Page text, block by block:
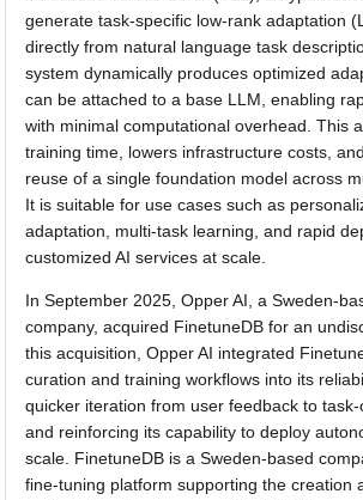
generate task-specific low-rank adaptation
directly from natural language task
system dynamically produces optimized
can be attached to a base LLM, enabling
with minimal computational overhead. This
training time, lowers infrastructure costs,
reuse of a single foundation model across
It is suitable for use cases such as
adaptation, multi-task learning, and rapid
customized AI services at scale.
In September 2025, Opper AI, a Sweden-
company, acquired FinetuneDB for an
this acquisition, Opper AI integrated
curation and training workflows into its
quicker iteration from user feedback to
and reinforcing its capability to deploy
scale. FinetuneDB is a Sweden-based
fine-tuning platform supporting the creation